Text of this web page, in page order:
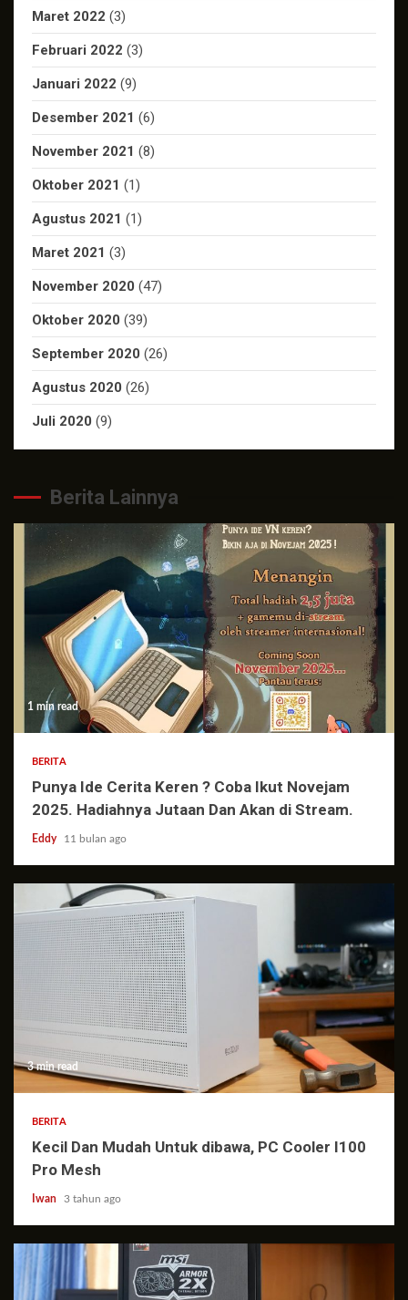
Maret 2022 (3)
Februari 2022 (3)
Januari 2022 (9)
Desember 2021 (6)
November 2021 (8)
Oktober 2021 (1)
Agustus 2021 (1)
Maret 2021 (3)
November 2020 (47)
Oktober 2020 (39)
September 2020 (26)
Agustus 2020 (26)
Juli 2020 (9)
Berita Lainnya
1 min read
BERITA
Punya Ide Cerita Keren ? Coba Ikut Novejam
2025. Hadiahnya Jutaan Dan Akan di Stream.
Eddy 11 bulan ago
3 min read
BERITA
Kecil Dan Mudah Untuk dibawa, PC Cooler I100
Pro Mesh
Iwan 3 tahun ago